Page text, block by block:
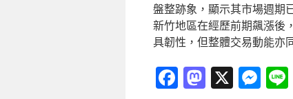
盤整跡象，顯示其市場週期
新竹地區在經歷前期飆漲後
具韌性，但整體交易動能亦
Facebook
Mastodon
X